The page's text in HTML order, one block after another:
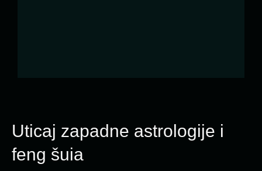
Uticaj zapadne astrologije i
feng šuia